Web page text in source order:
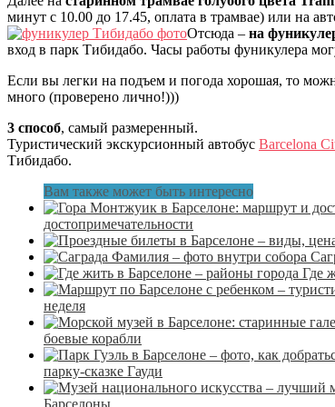
минут с 10.00 до 17.45, оплата в трамвае) или на
Отсюда – на
вход в парк Тибидабо. Часы работы фуникулера
Если вы легки на подъем и погода хорошая, то
много (проверено лично!)))
3 способ, самый размеренный.
Туристический экскурсионный автобус Barcelona
Тибидабо.
Вам также может быть интересно
достопримечательности
Где
неделя
боевые корабли
парку-сказке Гауди
Барселоны